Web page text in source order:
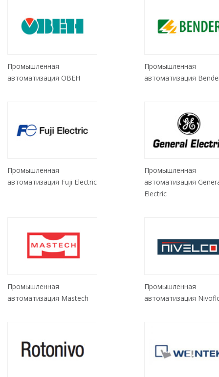
Промышленная
автоматизация ОВЕН
Промышленная
автоматизация
Промышленная
автоматизация Fuji Electric
Промышленная
автоматизация
Electric
Промышленная
автоматизация Mastech
Промышленная
автоматизация